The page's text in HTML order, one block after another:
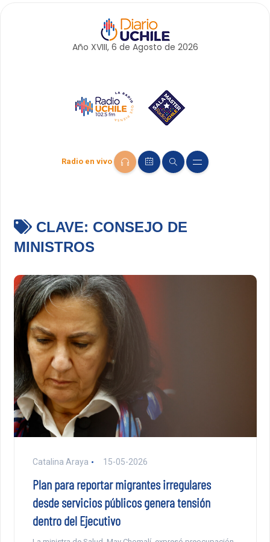
Año XVIII, 6 de Agosto de 2026
Radio en vivo
CLAVE: CONSEJO DE
MINISTROS
Catalina Araya 15-05-2026
Plan para reportar migrantes irregulares
desde servicios públicos genera tensión
dentro del Ejecutivo